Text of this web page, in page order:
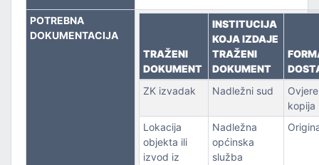
POTREBNA
DOKUMENTACIJA
TRAŽENI
DOKUMENT
INSTITUCIJA
KOJA IZDAJE
TRAŽENI
DOKUMENT
ZK izvadak
Nadležni sud
kopija
Lokacija
objekta ili
izvod iz
Nadležna
općinska
služba